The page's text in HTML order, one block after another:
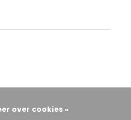
over cookies »